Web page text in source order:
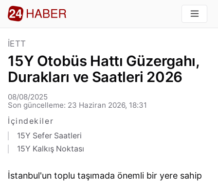
İETT
15Y Otobüs Hattı Güzergahı,
Durakları ve Saatleri 2026
08/08/2025
Son güncelleme: 23 Haziran 2026, 18:31
İçindekiler
15Y Sefer Saatleri
15Y Kalkış Noktası
İstanbul'un toplu taşımada önemli bir yere sahip